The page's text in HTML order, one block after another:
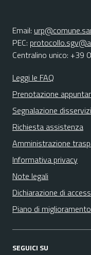
Email:
PEC:
Centralino unico: +39
Leggi le FAQ
Prenotazione
Segnalazione
Richiesta assistenza
Amministrazione
Informativa privacy
Note legali
Dichiarazione di
Piano di miglioramento
SEGUICI SU